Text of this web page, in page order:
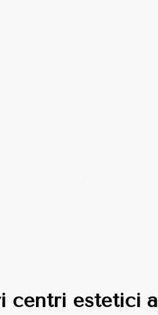
centri estetici a